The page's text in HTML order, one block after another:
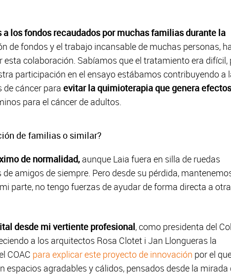
a los fondos recaudados por muchas familias durante la
de fondos y el trabajo incansable de muchas personas,
colaboración. Sabíamos que el tratamiento era difícil,
participación en el ensayo estábamos contribuyendo a
de cáncer para evitar la quimioterapia que genera efectos
para el cáncer de adultos.
de familias o similar?
de normalidad, aunque Laia fuera en silla de ruedas
amigos de siempre. Pero desde su pérdida,
parte, no tengo fuerzas de ayudar de forma directa a
desde mi vertiente profesional, como presidenta del
a los arquitectos Rosa Clotet i Jan Llongueras la
COAC para explicar este proyecto de innovación por el
agradables y cálidos, pensados desde la mirada